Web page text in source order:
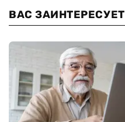
ВАС ЗАИНТЕРЕСУЕТ